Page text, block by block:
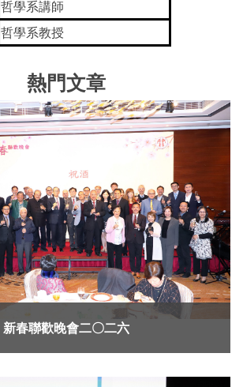
哲學系講師
哲學系教授
熱門文章
新春聯歡晚會二〇二六